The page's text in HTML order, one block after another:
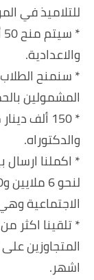
للتلاميذ في
والاعدادية.
* سنمنح
المشمولين بالحماية
* 150 ألف
والدكتوراه.
* اكملنا ارسال
الاجتماعية
المتجاوزين
اشهر.